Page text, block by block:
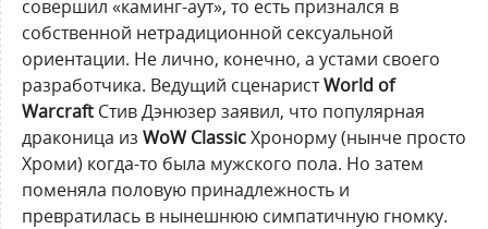
совершил «каминг-аут», то есть признался в
собственной нетрадиционной сексуальной
ориентации. Не лично, конечно, а устами своего
разработчика. Ведущий сценаристWorld of
Warcraft Стив Дэнюзер заявил, что популярная
драконица из WoW ClassicХронорму (нынче просто
Хроми) когда-то была мужского пола. Но затем
поменяла половую принадлежность и
превратилась в нынешнюю симпатичную гномку.